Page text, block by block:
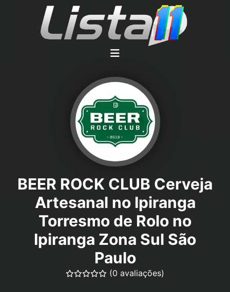
BEER ROCK CLUB Cerveja
Artesanal no Ipiranga
Torresmo de Rolo no
Ipiranga Zona Sul São
Paulo
(0 avaliações)